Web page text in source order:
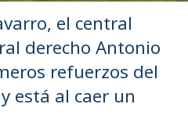
el central
derecho Antonio
refuerzos del
está al caer un